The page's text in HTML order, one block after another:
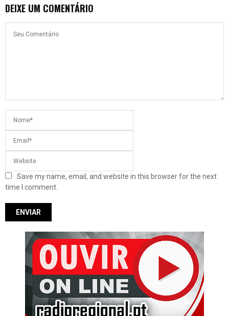
DEIXE UM COMENTÁRIO
Save my name, email, and website in this browser for the next
time I comment.